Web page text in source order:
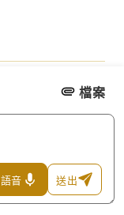
檔案
語音 送出